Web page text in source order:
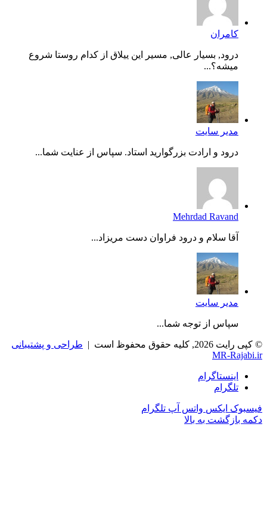
کامران
درود, بسیار عالی, مسیر این ییلاق از کدام روستا شروع
میشه؟...
مدیر سایت
درود و ارادت بزرگوارید استاد. سپاس از عنایت شما...
Mehrdad Ravand
آقا سلام و درود فراوان دست مریزاد...
مدیر سایت
سپاس از توجه شما...
© کپی رایت 2026, کلیه حقوق محفوظ است |
طراحی و پشتیبانی
MR-Rajabi.ir
اینستاگرام
تلگرام
فیسبوک ایکس واتس آپ تلگرام
دکمه بازگشت به بالا